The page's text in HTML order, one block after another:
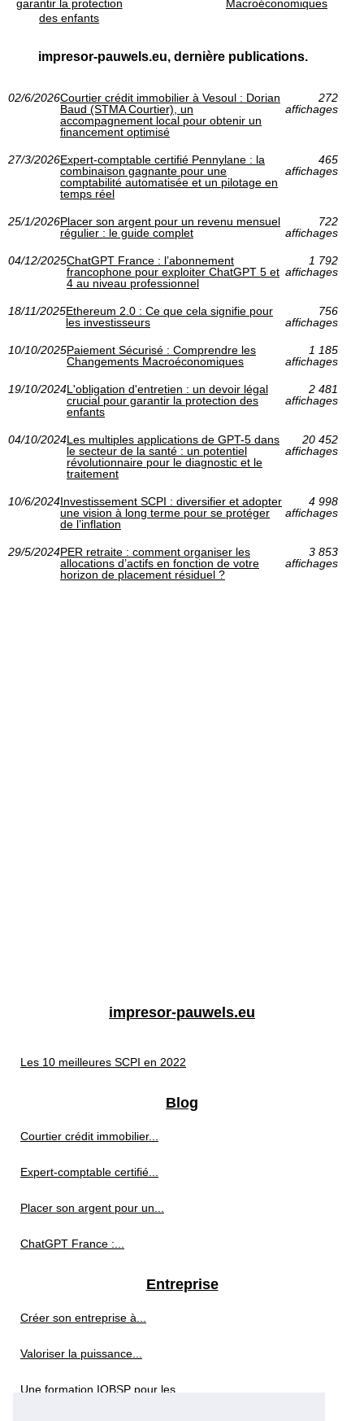
garantir la protection
des enfants
Macroéconomiques
impresor-pauwels.eu, dernière publications.
02/6/2026Courtier crédit immobilier à Vesoul : Dorian
Baud (STMA Courtier), un
accompagnement local pour obtenir un
financement optimisé
272
affichages
27/3/2026Expert-comptable certifié Pennylane : la
combinaison gagnante pour une
comptabilité automatisée et un pilotage en
temps réel
465
affichages
25/1/2026Placer son argent pour un revenu mensuel
régulier : le guide complet
722
affichages
04/12/2025ChatGPT France : l’abonnement
francophone pour exploiter ChatGPT 5 et
4 au niveau professionnel
1 792
affichages
18/11/2025Ethereum 2.0 : Ce que cela signifie pour
les investisseurs
756
affichages
10/10/2025Paiement Sécurisé : Comprendre les
Changements Macroéconomiques
1 185
affichages
19/10/2024L'obligation d'entretien : un devoir légal
crucial pour garantir la protection des
enfants
2 481
affichages
04/10/2024Les multiples applications de GPT-5 dans
le secteur de la santé : un potentiel
révolutionnaire pour le diagnostic et le
traitement
20 452
affichages
10/6/2024Investissement SCPI : diversifier et adopter
une vision à long terme pour se protéger
de l’inflation
4 998
affichages
29/5/2024PER retraite : comment organiser les
allocations d’actifs en fonction de votre
horizon de placement résiduel ?
3 853
affichages
impresor-pauwels.eu
Les 10 meilleures SCPI en 2022
Blog
Courtier crédit immobilier...
Expert-comptable certifié...
Placer son argent pour un...
ChatGPT France :...
Entreprise
Créer son entreprise à...
Valoriser la puissance...
Une formation IOBSP pour les...